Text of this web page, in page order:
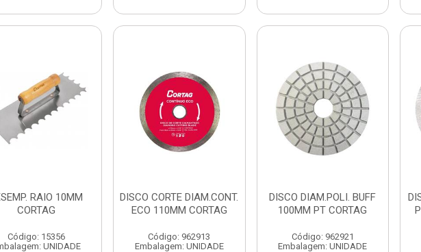
RAIO 10MM
CORTAG
Código: 15356
UNIDADE
DISCO CORTE DIAM.CONT.
ECO 110MM CORTAG
Código: 962913
Embalagem: UNIDADE
DISCO DIAM.POLI. BUFF
100MM PT CORTAG
Código: 962921
Embalagem: UNIDADE